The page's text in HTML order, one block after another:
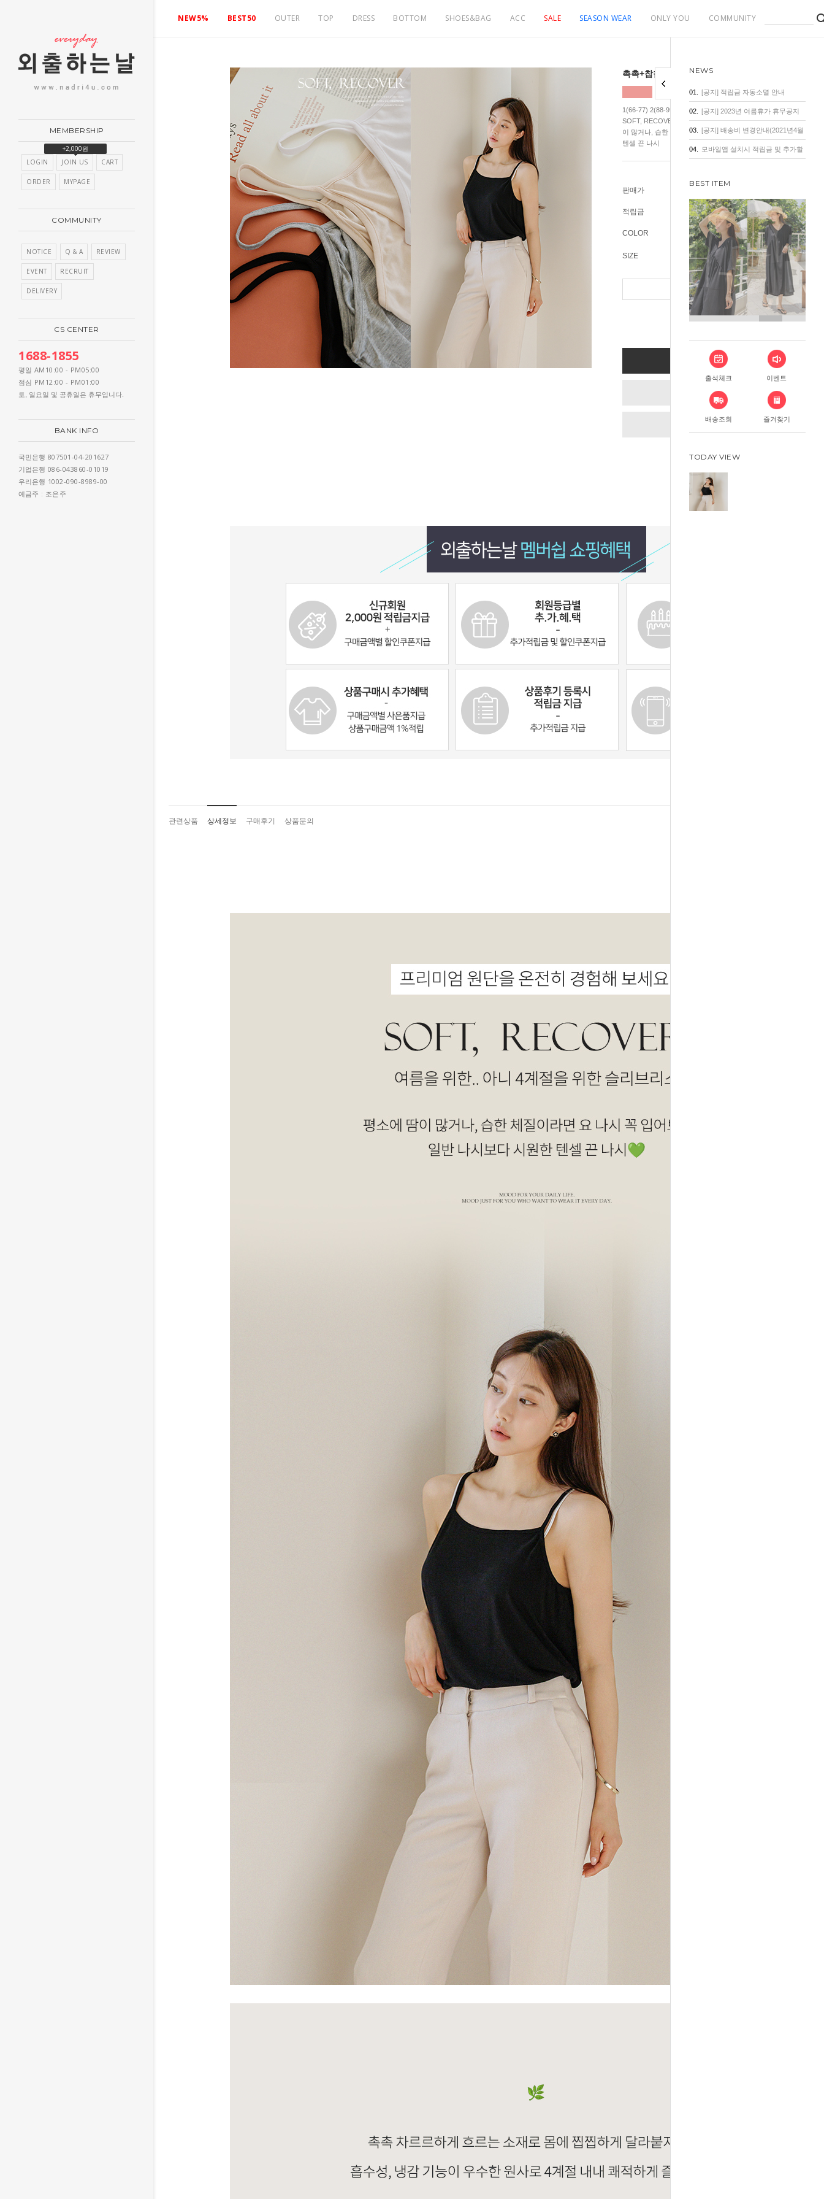
NEW5% BEST50 OUTER TOP DRESS BOTTOM SHOES&BAG ACC SALE SEASON WEAR ONLY YOU COMMUNITY
MEMBERSHIP
LOGIN JOIN US
+2,000원
CART
ORDER MYPAGE
COMMUNITY
NOTICE Q & A REVIEW
EVENT RECRUIT
DELIVERY
CS CENTER
1688-1855
평일 AM10:00 - PM05:00
점심 PM12:00 - PM01:00
토, 일요일 및 공휴일은 휴무입니다.
BANK INFO
국민은행 807501-04-201627
기업은행 086-043860-01019
우리은행 1002-090-8989-00
예금주 : 조은주
NEWS
01. [공지] 적립금 자동소멸 안내
02. [공지] 2023년 여름휴가 휴무공지
03. [공지] 배송비 변경안내(2021년4월
1일 기준)
04. 모바일앱 설치시 적립금 및 추가할
BEST ITEM
출석체크 이벤트
배송조회 즐겨찾기
TODAY VIEW
촉촉+찹찹 통기성 좋은 텐셀 끈 나시
1(66-77) 2(88-99) 3(100-120) 프리미엄 원단을 완전히 경험해 보세
SOFT, RECOVER 여름을 위한.. 아니 4계절을 위한 슬리브리스. 평
이 많거나, 습한 체질이라면 요 나시 꼭 입어보세요! 일반 나시보다
텐셀 끈 나시
판매가
적립금 100원
COLOR
SIZE
총 상품 금액
BUY NOW
ADD TO CART
WISH LIST
관련상품 상세정보 구매후기 상품문의